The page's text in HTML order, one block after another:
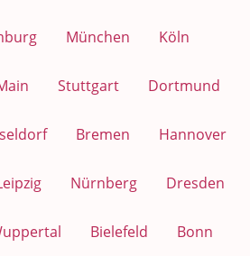
München Köln
Stuttgart Dortmund
Bremen Hannover
Nürnberg Dresden
Bielefeld Bonn